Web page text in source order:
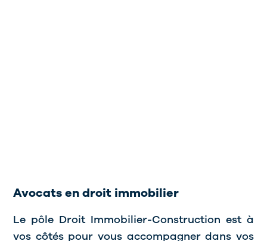
Avocats en droit immobilier
Le pôle Droit Immobilier-Construction est à
vos côtés pour vous accompagner dans vos